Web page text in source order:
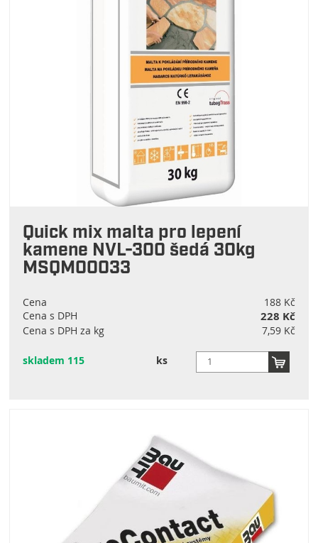
Quick mix malta pro lepení
kamene NVL-300 šedá 30kg
MSQM00033
Cena
188 Kč
Cena s DPH
228 Kč
Cena s DPH za kg 7,59 Kč
skladem 115 ks